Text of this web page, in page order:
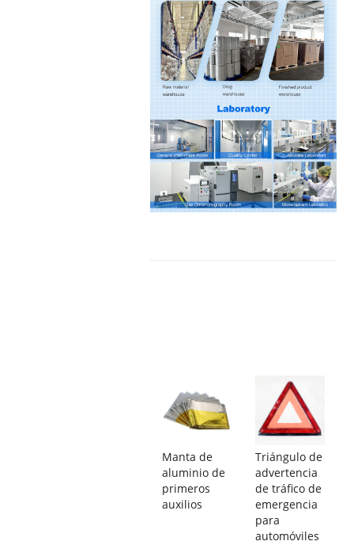
Manta de
aluminio de
primeros
auxilios
Triángulo de
advertencia
de tráfico de
emergencia
para
automóviles